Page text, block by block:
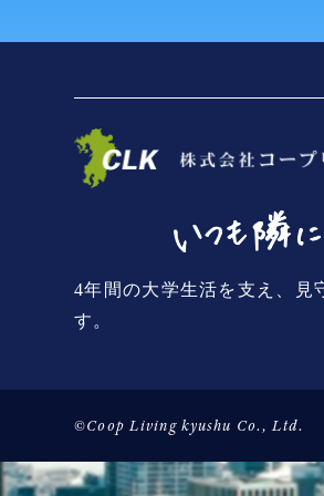
4年間の大学生活を支え、見
す。
©Coop Living kyushu Co., Ltd.